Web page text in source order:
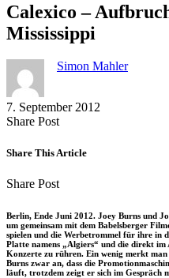
Calexico –
Mississippi
Simon Mahler
7. September 2012
Share PostShare
Facebook
Copy
to
Send
via
Share This Article
Share PostShare
Facebook
Copy
to
clipboard
Send
via
eMail
Berlin, Ende Juni 2012. Joey Burns und
um gemeinsam mit dem Babelsberger
spielen und die Werbetrommel für ihre in
Platte namens „Algiers“ und die direkt im
Konzerte zu rühren. Ein wenig merkt
Burns zwar an, dass die
läuft, trotzdem zeigt er sich im Gespräch